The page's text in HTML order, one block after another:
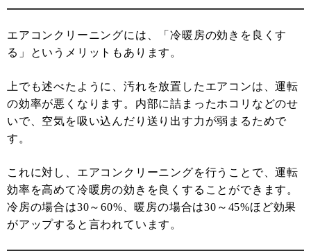
エアコンクリーニングには、「冷暖房の効きを良くす
る」というメリットもあります。
上でも述べたように、汚れを放置したエアコンは、運転
の効率が悪くなります。内部に詰まったホコリなどのせ
いで、空気を吸い込んだり送り出す力が弱まるためで
す。
これに対し、エアコンクリーニングを行うことで、運転
効率を高めて冷暖房の効きを良くすることができます。
冷房の場合は30～60%、暖房の場合は30～45%ほど効果
がアップすると言われています。